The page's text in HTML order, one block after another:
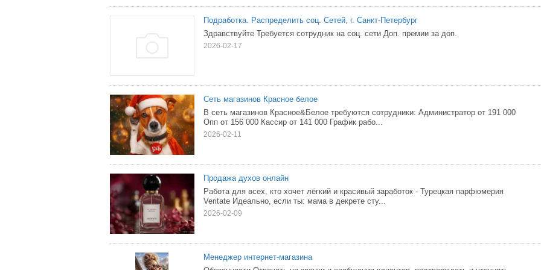
Подработка. Распределить соц. Сетей, г. Санкт-Петербург
Здравствуйте Требуется сотрудник на соц. сети Доп. премии за доп.
2026-02-17
Сеть магазинов Красное белое
В сеть магазинов Красное&Белое требуются сотрудники: Администратор от 191 000
Опп от 156 000 Кассир от 141 000 График рабо...
2026-02-11
Продажа духов онлайн
Работа для всех, кто хочет лёгкий и красивый заработок - Турецкая парфюмерия
Veritate Идеально, если ты: мама в декрете сту...
2026-02-09
Менеджер интернет-магазина